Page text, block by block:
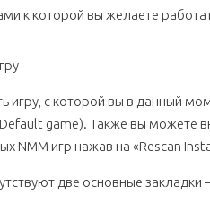
к которой вы желаете
игру, с которой вы в данный
game). Также вы можете
NMM игр нажав на «Rescan
две основные закладки